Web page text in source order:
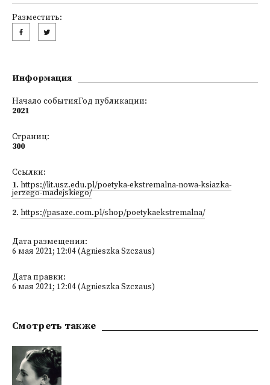
Разместить:
Информация
Начало событияГод публикации:
2021
Страниц:
300
Ссылки:
1. https://lit.usz.edu.pl/poetyka-ekstremalna-nowa-ksiazka-
jerzego-madejskiego/
2. https://pasaze.com.pl/shop/poetykaekstremalna/
Дата размещения:
6 мая 2021; 12:04 (Agnieszka Szczaus)
Дата правки:
6 мая 2021; 12:04 (Agnieszka Szczaus)
Смотреть также